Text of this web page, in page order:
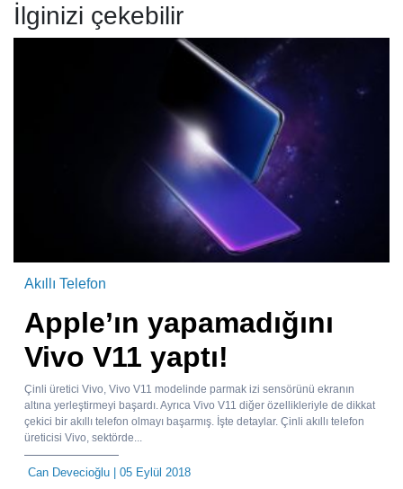
İlginizi çekebilir
Akıllı Telefon
Apple’ın yapamadığını
Vivo V11 yaptı!
Çinli üretici Vivo, Vivo V11 modelinde parmak izi sensörünü ekranın
altına yerleştirmeyi başardı. Ayrıca Vivo V11 diğer özellikleriyle de dikkat
çekici bir akıllı telefon olmayı başarmış. İşte detaylar. Çinli akıllı telefon
üreticisi Vivo, sektörde...
Can Devecioğlu | 05 Eylül 2018